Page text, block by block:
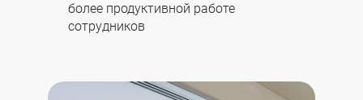
более продуктивной работе
сотрудников